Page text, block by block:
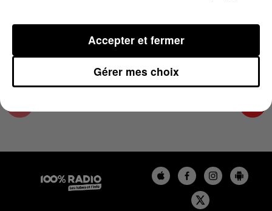
Podcasts infos du Pays Catalan
Gérer mes choix
Accepter et fermer